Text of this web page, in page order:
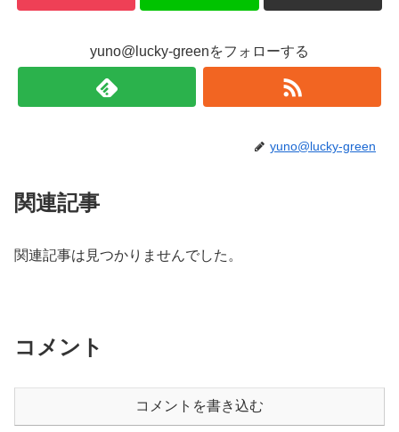
yuno@lucky-greenをフォローする
yuno@lucky-green
関連記事
関連記事は見つかりませんでした。
コメント
コメントを書き込む